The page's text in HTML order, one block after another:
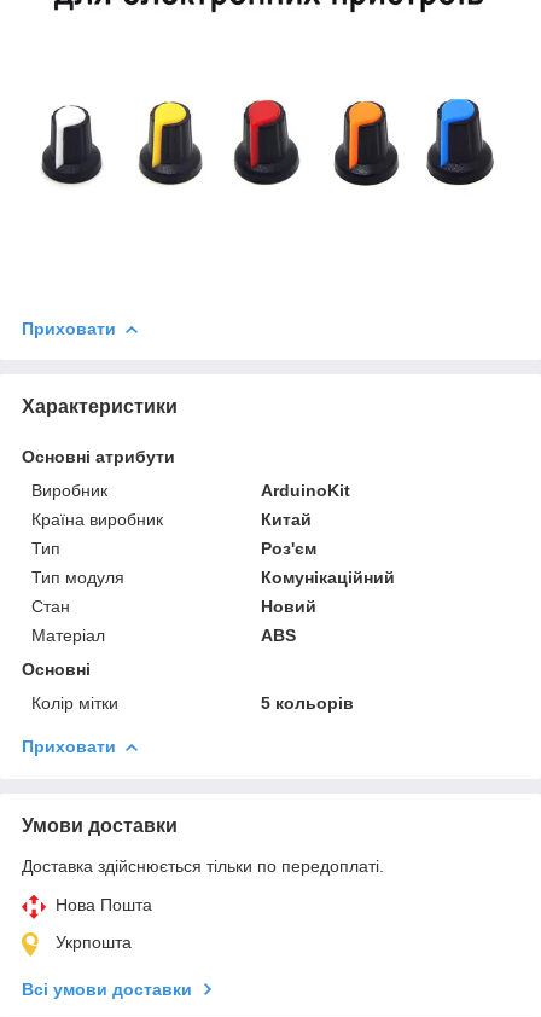
Приховати
Характеристики
Основні атрибути
Виробник
ArduinoKit
Країна виробник
Китай
Тип
Роз'єм
Тип модуля
Комунікаційний
Стан
Новий
Матеріал
ABS
Основні
Колір мітки
5 кольорів
Приховати
Умови доставки
Доставка здійснюється тільки по передоплаті.
Нова Пошта
Укрпошта
Всі умови доставки